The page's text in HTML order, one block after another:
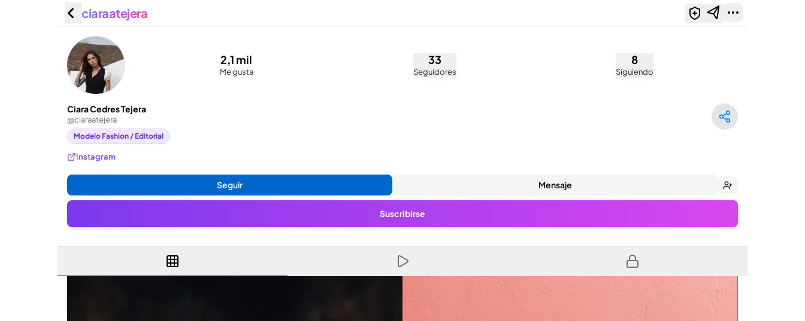
ciaraatejera
2,1 mil
Me gusta
33
Seguidores
8
Siguiendo
Ciara Cedres Tejera
@ciaraatejera
Modelo Fashion / Editorial
Instagram
Seguir Mensaje
Suscribirse